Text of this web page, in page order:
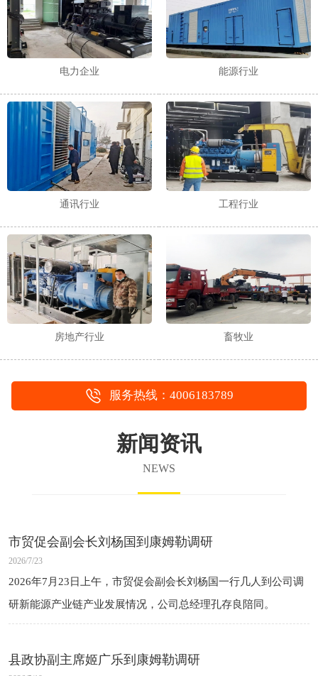
电力企业 能源行业
通讯行业 工程行业
房地产行业 畜牧业
服务热线：4006183789
新闻资讯
NEWS
市贸促会副会长刘杨国到康姆勒调研
2026/7/23
2026年7月23日上午，市贸促会副会长刘杨国一行几人到公司调
研新能源产业链产业发展情况，公司总经理孔存良陪同。
县政协副主席姬广乐到康姆勒调研